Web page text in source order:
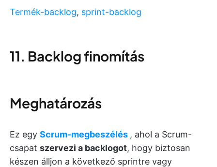
Termék-backlog, sprint-backlog
11. Backlog finomítás
Meghatározás
Ez egy Scrum-megbeszélés , ahol a Scrum-
csapat szervezi a backlogot, hogy biztosan
készen álljon a következő sprintre vagy